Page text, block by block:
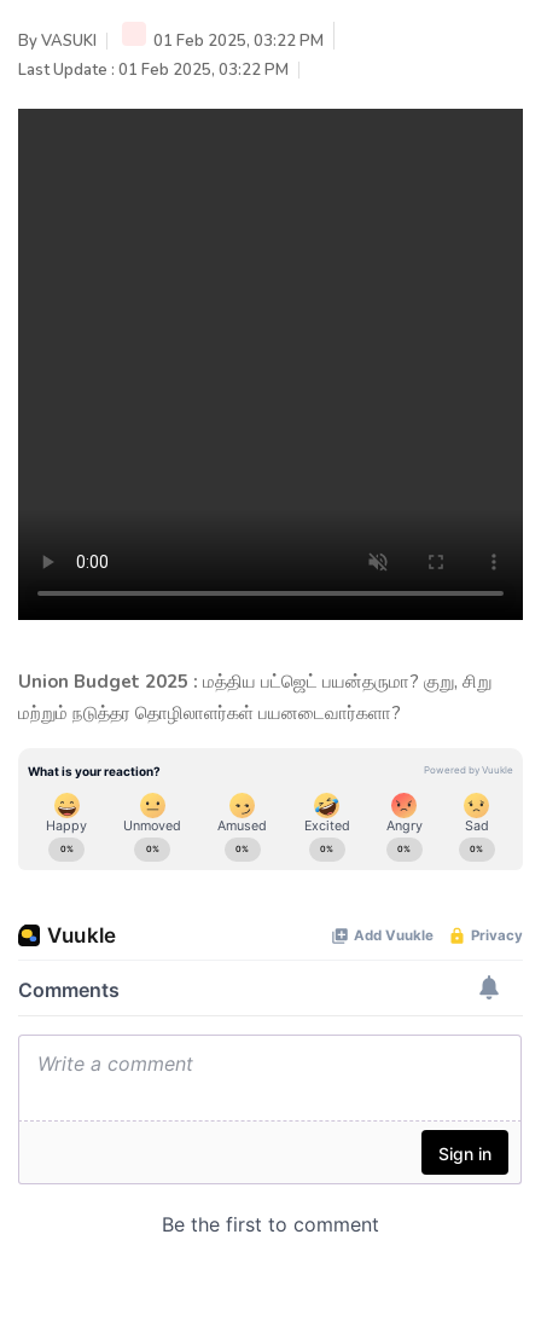
ByVASUKI
01 Feb 2025, 03:22 PM
Last Update : 01 Feb 2025, 03:22 PM
Union Budget 2025 : மத்திய பட்ஜெட் பயன்தருமா? குறு, சிறு
மற்றும் நடுத்தர தொழிலாளர்கள் பயனடைவார்களா?